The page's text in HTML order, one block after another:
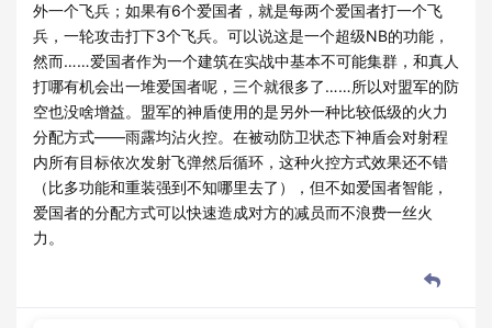
外一个飞兵；如果有6个爱国者，就是每两个爱国者打一个飞
兵，一轮攻击打下3个飞兵。可以说这是一个超级NB的功能，
然而……爱国者作为一个建筑在实战中基本不可能集群，和真人
打哪有机会出一堆爱国者呢，三个就很多了……所以对盟军的防
空也没啥增益。盟军的神盾使用的是另外一种比较低级的火力
分配方式——雨露均沾火控。在被动防卫状态下神盾会对射程
内所有目标依次发射飞弹然后循环，这种火控方式效果还不错
（比多功能和重装强到不知哪里去了），但不如爱国者智能，
爱国者的分配方式可以快速造成对方的减员而不浪费一丝火
力。